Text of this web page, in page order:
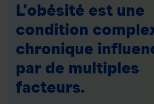
L’obésité est une
condition
chronique
par de multiples
facteurs.